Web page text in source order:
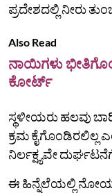
ಪ್ರದೇಶದಲ್ಲಿ ನೀರು
Also Read
ನಾಯಿಗಳು
ಕೋರ್ಟ್
ಸ್ಥಳೀಯರು ಹಲವು
ಕ್ರಮ ಕೈಗೊಂಡಿರಲಿಲ್ಲ
ನಿರ್ಲಕ್ಷ್ಯವೇ
ಈ ಹಿನ್ನೆಲೆಯಲ್ಲಿ ನೋಯ್ಡಾ